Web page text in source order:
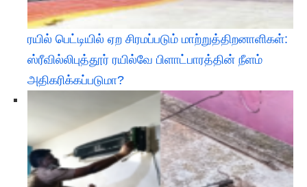
ரயில் பெட்டியில் ஏற சிரமப்படும் மாற்றுத்திறனாளிகள்:
ஸ்ரீவில்லிபுத்தூர் ரயில்வே பிளாட்பாரத்தின் நீளம்
அதிகரிக்கப்படுமா?